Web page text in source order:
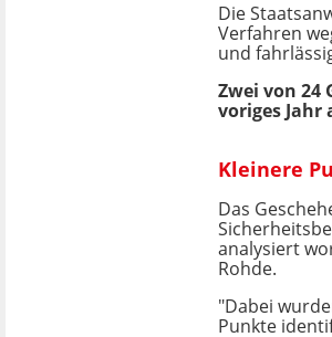
Die
Verfahren
und
Zwei von 24
voriges
Kleinere
Das
analysiert
Rohde.
"Dabei
Punkte